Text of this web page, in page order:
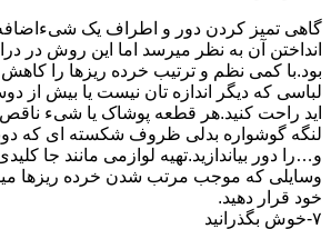
گاهی تمیز کردن دور و اطراف یک شیءاضافه
انداختن آن به نظر میرسد اما این روش در
بود.با کمی نظم و ترتیب خرده ریزها را
لباسی که دیگر اندازه تان نیست یا بیش از
اید راحت کنید.هر قطعه پوشاک یا شیء ناقص
لنگه گوشواره بدلی ظروف شکسته ای که
و…را دور بیاندازید.تهیه لوازمی مانند جا
وسایلی که موجب مرتب شدن خرده ریزها
خود قرار دهید.
۷-خوش بگذرانید